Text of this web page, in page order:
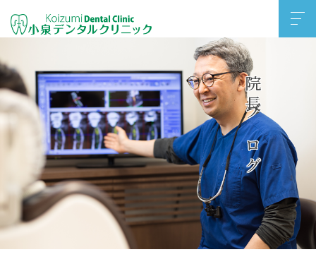
院長ブログ